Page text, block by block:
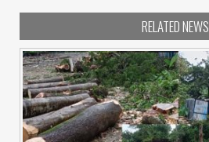
RELATED NEWS